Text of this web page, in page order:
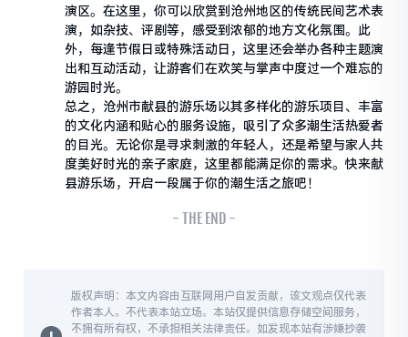
演区。在这里，你可以欣赏到沧州地区的传统民间艺术表
演，如杂技、评剧等，感受到浓郁的地方文化氛围。此
外，每逢节假日或特殊活动日，这里还会举办各种主题演
出和互动活动，让游客们在欢笑与掌声中度过一个难忘的
游园时光。
总之，沧州市献县的游乐场以其多样化的游乐项目、丰富
的文化内涵和贴心的服务设施，吸引了众多潮生活热爱者
的目光。无论你是寻求刺激的年轻人，还是希望与家人共
度美好时光的亲子家庭，这里都能满足你的需求。快来献
县游乐场，开启一段属于你的潮生活之旅吧！
- THE END -
版权声明：本文内容由互联网用户自发贡献，该文观点仅代表
作者本人。不代表本站立场。本站仅提供信息存储空间服务，
不拥有所有权，不承担相关法律责任。如发现本站有涉嫌抄袭